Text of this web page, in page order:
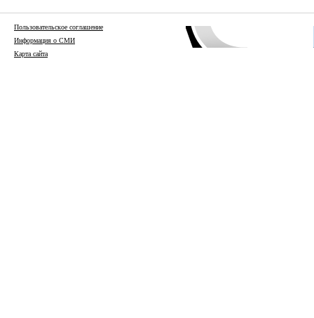
Пользовательское соглашение
Информация о СМИ
Карта сайта